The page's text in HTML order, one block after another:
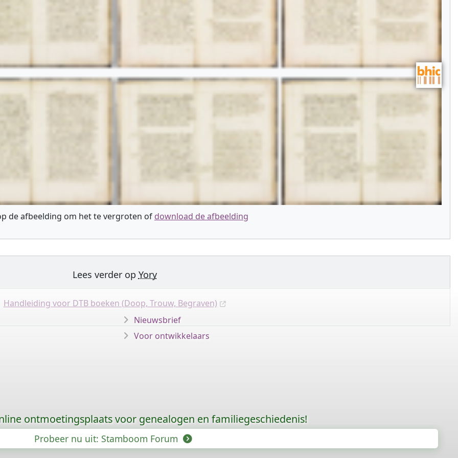
de afbeelding om het te vergroten of download de afbeelding
Lees verder op Yory
Handleiding voor DTB boeken (Doop, Trouw, Begraven)
Nieuwsbrief
Voor ontwikkelaars
ontmoetingsplaats voor genealogen en familiegeschiedenis!
Probeer nu uit: Stamboom Forum